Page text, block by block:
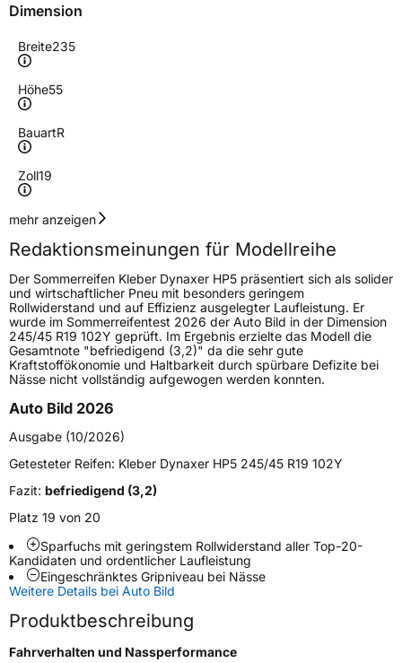
Dimension
Breite235
Höhe55
BauartR
Zoll19
Geschwindigkeitsindex
Lastindex 101
Höchstlast825 kg
Generelle Merkmale
FahrzeugtypPKW
VerwendungSommerreifen
ModellnameDynaxer HP5
FahrzeugartPKW & SUV
Weitere Eigenschaften
SchlauchtypTL
ZustandNeureifen
EU Label
mehr anzeigen
Redaktionsmeinungen für Modellreihe
Der Sommerreifen Kleber Dynaxer HP5 präsentiert sich als solider
und wirtschaftlicher Pneu mit besonders geringem
Rollwiderstand und auf Effizienz ausgelegter Laufleistung. Er
wurde im Sommerreifentest 2026 der Auto Bild in der Dimension
245/45 R19 102Y geprüft. Im Ergebnis erzielte das Modell die
Gesamtnote "befriedigend (3,2)" da die sehr gute
Kraftstoffökonomie und Haltbarkeit durch spürbare Defizite bei
Nässe nicht vollständig aufgewogen werden konnten.
Auto Bild 2026
Ausgabe (10/2026)
Getesteter Reifen: Kleber Dynaxer HP5 245/45 R19 102Y
Fazit: befriedigend (3,2)
Platz 19 von 20
Sparfuchs mit geringstem Rollwiderstand aller Top-20-
Kandidaten und ordentlicher Laufleistung
Eingeschränktes Gripniveau bei Nässe
Weitere Details bei Auto Bild
Produktbeschreibung
Fahrverhalten und Nassperformance